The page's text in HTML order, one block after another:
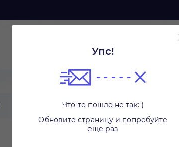
ТЕХНИКА ДЛЯ ДОМА ТУРИЗМ
Упс!
Что-то пошло не так: (
Обновите страницу и попробуйте
еще раз